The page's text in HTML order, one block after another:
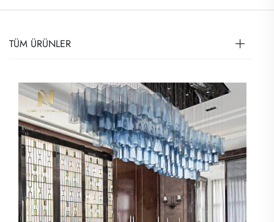
TÜM ÜRÜNLER